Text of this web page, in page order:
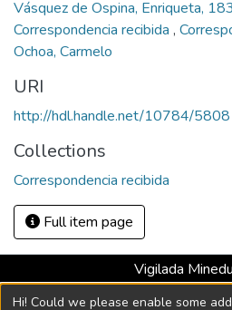
Vásquez de Ospina, Enriqueta,
Correspondencia recibida ,
Ochoa, Carmelo
URI
http://hdl.handle.net/10784/5808
Collections
Correspondencia recibida
Full item page
Vigilada
Universidad con Acreditación
Hi! Could we please enable some